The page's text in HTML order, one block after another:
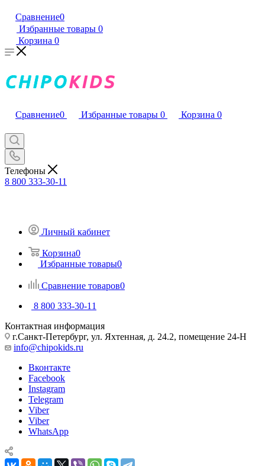
Сравнение0
Избранные товары 0
Корзина 0
Сравнение0 Избранные товары 0 Корзина 0
Телефоны
8 800 333-30-11
Личный кабинет
Корзина0
Избранные товары0
Сравнение товаров0
8 800 333-30-11
Контактная информация
г.Санкт-Петербург, ул. Яхтенная, д. 24.2, помещение 24-Н
info@chipokids.ru
Вконтакте
Facebook
Instagram
Telegram
Viber
Viber
WhatsApp